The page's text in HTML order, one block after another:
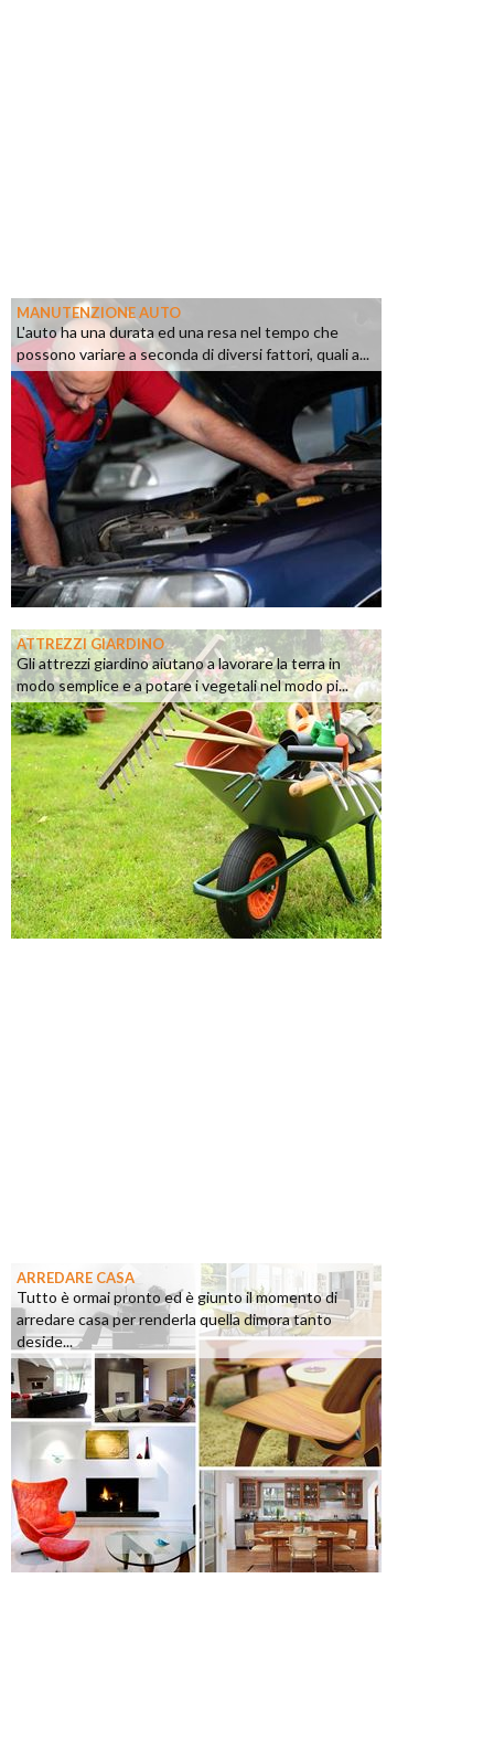
MANUTENZIONE AUTO
L'auto ha una durata ed una resa nel tempo che
possono variare a seconda di diversi fattori, quali a...
ATTREZZI GIARDINO
Gli attrezzi giardino aiutano a lavorare la terra in
modo semplice e a potare i vegetali nel modo pi...
ARREDARE CASA
Tutto è ormai pronto ed è giunto il momento di
arredare casa per renderla quella dimora tanto
deside...